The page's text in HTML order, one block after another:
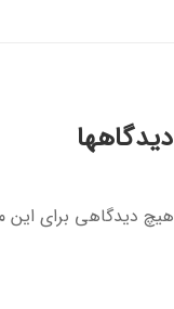
دیدگاهها
هیچ دیدگاهی برای